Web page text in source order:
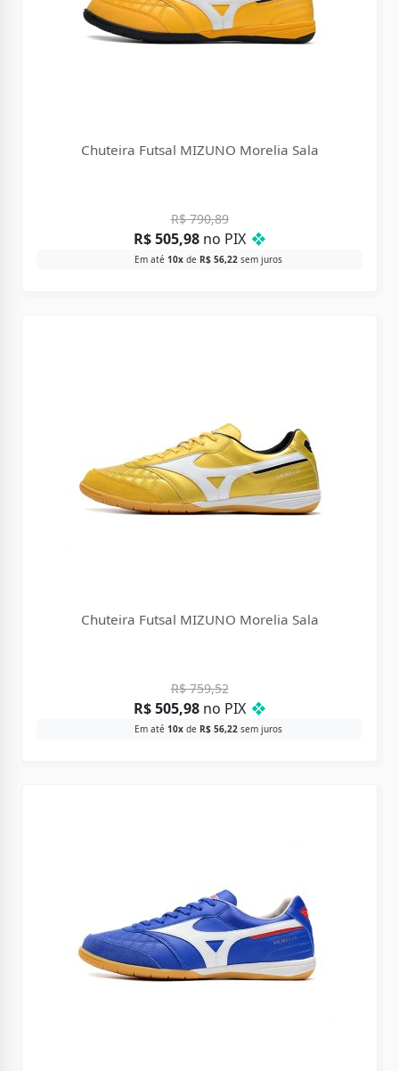
Chuteira Futsal MIZUNO Morelia Sala
R$790,89
R$505,98no PIX ❖
Em até 10xde R$56,22sem juros
Chuteira Futsal MIZUNO Morelia Sala
R$759,52
R$505,98no PIX ❖
Em até 10xde R$56,22sem juros